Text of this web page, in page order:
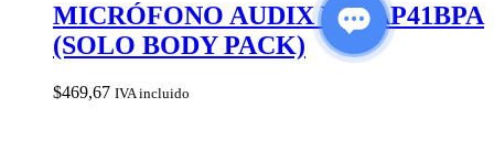
MICRÓFONO AUDIX R41 AP41BPA
(SOLO BODY PACK)
$469,67 IVA incluido